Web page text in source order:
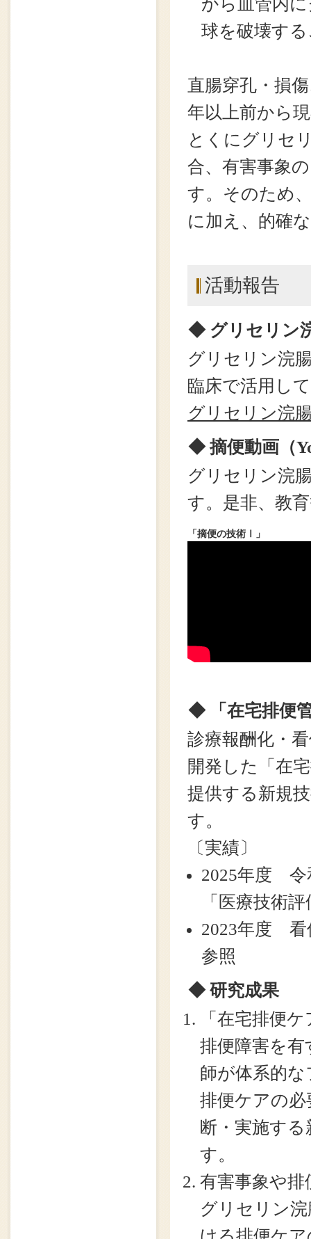
から血管内
球を破壊す
直腸穿孔・損
年以上前から
とくにグリセ
合、有害事象
す。そのため
に加え、的確
活動報告
◆ グリセリン
グリセリン浣
臨床で活用し
グリセリン浣
◆ 摘便動画（
グリセリン浣
す。是非、教
「摘便の技術Ⅰ」
◆ 「在宅排便
診療報酬化・
開発した「在
提供する新規
す。
〔実績〕
2025年度 令
「医療技術
2023年度 看
参照
◆ 研究成果
「在宅排便
排便障害を有
師が体系的
排便ケアの
断・実施す
す。
有害事象や
グリセリン